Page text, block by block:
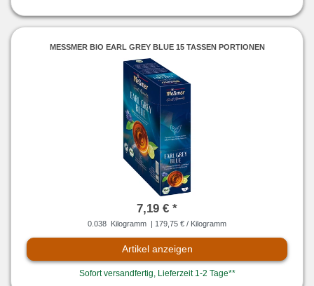
MESSMER BIO EARL GREY BLUE 15 TASSEN PORTIONEN
7,19 € *
0.038 Kilogramm | 179,75 € / Kilogramm
Artikel anzeigen
Sofort versandfertig, Lieferzeit 1-2 Tage**